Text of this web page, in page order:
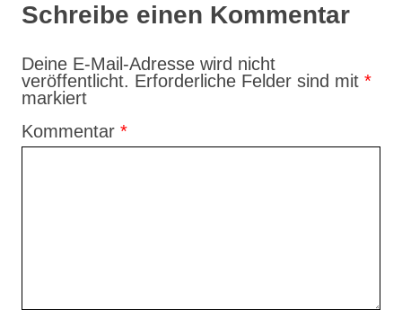
Schreibe einen Kommentar
Deine E-Mail-Adresse wird nicht
veröffentlicht. Erforderliche Felder sind mit *
markiert
Kommentar *